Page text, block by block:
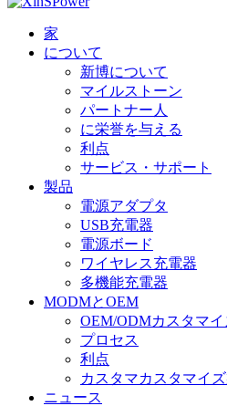
家
について
新博について
マイルストーン
パートナー人
に栄誉を与える
利点
サービス・サポート
製品
電源アダプタ
USB充電器
電源ボード
ワイヤレス充電器
多機能充電器
MODMとOEM
OEM/ODMカスタマ
プロセス
利点
カスタマカスタマイ
ニュース